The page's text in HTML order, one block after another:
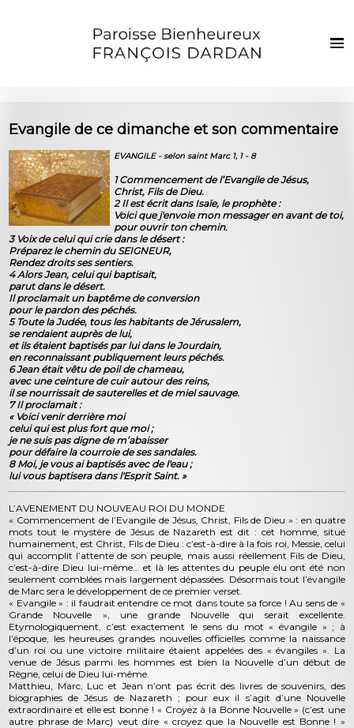
Les clochers
Sacrements et vie chrétienne
Enfants et jeunes
Photos
Evangile de ce dimanche et son commentaire
EVANGILE - selon saint Marc 1, 1 - 8
1 Commencement de l’Evangile de Jésus,
Christ, Fils de Dieu.
2 Il est écrit dans Isaïe, le prophète :
Voici que j'envoie mon messager en avant de toi,
pour ouvrir ton chemin.
3 Voix de celui qui crie dans le désert :
Préparez le chemin du SEIGNEUR,
Rendez droits ses sentiers.
4 Alors Jean, celui qui baptisait,
parut dans le désert.
Il proclamait un baptême de conversion
pour le pardon des péchés.
5 Toute la Judée, tous les habitants de Jérusalem,
se rendaient auprès de lui,
et ils étaient baptisés par lui dans le Jourdain,
en reconnaissant publiquement leurs péchés.
6 Jean était vêtu de poil de chameau,
avec une ceinture de cuir autour des reins,
il se nourrissait de sauterelles et de miel sauvage.
7 Il proclamait :
« Voici venir derrière moi
celui qui est plus fort que moi ;
je ne suis pas digne de m’abaisser
pour défaire la courroie de ses sandales.
8 Moi, je vous ai baptisés avec de l'eau ;
lui vous baptisera dans l'Esprit Saint. »
L’AVENEMENT DU NOUVEAU ROI DU MONDE
« Commencement de l’Evangile de Jésus, Christ, Fils de Dieu » : en quatre
mots tout le mystère de Jésus de Nazareth est dit : cet homme, situé
humainement, est Christ, Fils de Dieu : c’est-à-dire à la fois roi, Messie, celui
qui accomplit l’attente de son peuple, mais aussi réellement Fils de Dieu,
c’est-à-dire Dieu lui-même... et là les attentes du peuple élu ont été non
seulement comblées mais largement dépassées. Désormais tout l’évangile
de Marc sera le développement de ce premier verset.
« Evangile » : il faudrait entendre ce mot dans toute sa force ! Au sens de «
Grande Nouvelle », une grande Nouvelle qui serait excellente.
Etymologiquement, c’est exactement le sens du mot « évangile » ; à
l’époque, les heureuses grandes nouvelles officielles comme la naissance
d’un roi ou une victoire militaire étaient appelées des « évangiles ». La
venue de Jésus parmi les hommes est bien la Nouvelle d’un début de
Règne, celui de Dieu lui-même.
Matthieu, Marc, Luc et Jean n’ont pas écrit des livres de souvenirs, des
biographies de Jésus de Nazareth ; pour eux il s’agit d’une Nouvelle
extraordinaire et elle est bonne ! « Croyez à la Bonne Nouvelle » (c’est une
autre phrase de Marc) veut dire « croyez que la Nouvelle est Bonne ! »